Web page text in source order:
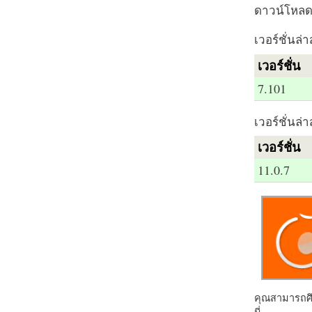
ดาวน์โหลด
เวอร์ชั่นล่า
เวอร์ชั่น
7.101
เวอร์ชั่นล่า
เวอร์ชั่น
11.0.7
คุณสามารถศึ